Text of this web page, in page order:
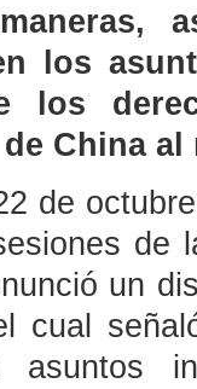
los
los
China al
de
de
un
cual
asuntos